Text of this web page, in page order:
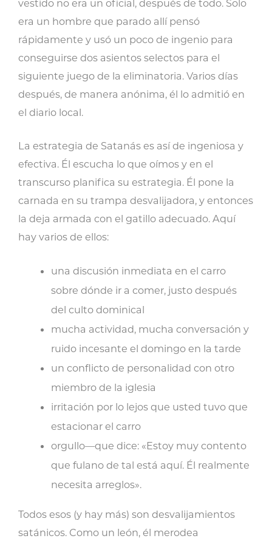
vestido no era un oficial, después de todo. Solo
era un hombre que parado allí pensó
rápidamente y usó un poco de ingenio para
conseguirse dos asientos selectos para el
siguiente juego de la eliminatoria. Varios días
después, de manera anónima, él lo admitió en
el diario local.
La estrategia de Satanás es así de ingeniosa y
efectiva. Él escucha lo que oímos y en el
transcurso planifica su estrategia. Él pone la
carnada en su trampa desvalijadora, y entonces
la deja armada con el gatillo adecuado. Aquí
hay varios de ellos:
una discusión inmediata en el carro
sobre dónde ir a comer, justo después
del culto dominical
mucha actividad, mucha conversación y
ruido incesante el domingo en la tarde
un conflicto de personalidad con otro
miembro de la iglesia
irritación por lo lejos que usted tuvo que
estacionar el carro
orgullo—que dice: «Estoy muy contento
que fulano de tal está aquí. Él realmente
necesita arreglos».
Todos esos (y hay más) son desvalijamientos
satánicos. Como un león, él merodea